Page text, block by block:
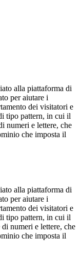
alla piattaforma di
per aiutare i
dei visitatori e
tipo pattern, in cui il
numeri e lettere, che
che imposta il
alla piattaforma di
per aiutare i
dei visitatori e
tipo pattern, in cui il
numeri e lettere, che
che imposta il